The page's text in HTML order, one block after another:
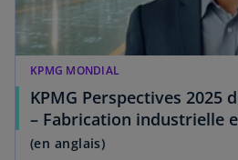
KPMG MONDIAL
KPMG Perspectives 2025
– Fabrication industrielle
(en anglais)